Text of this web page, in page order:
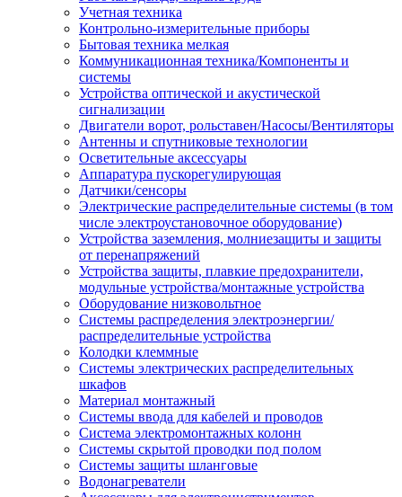
Учетная техника
Контрольно-измерительные приборы
Бытовая техника мелкая
Коммуникационная техника/Компоненты и
системы
Устройства оптической и акустической
сигнализации
Двигатели ворот, рольставен/Насосы/Вентиляторы
Антенны и спутниковые технологии
Осветительные аксессуары
Аппаратура пускорегулирующая
Датчики/сенсоры
Электрические распределительные системы (в том
числе электроустановочное оборудование)
Устройства заземления, молниезащиты и защиты
от перенапряжений
Устройства защиты, плавкие предохранители,
модульные устройства/монтажные устройства
Оборудование низковольтное
Системы распределения электроэнергии/
распределительные устройства
Колодки клеммные
Системы электрических распределительных
шкафов
Материал монтажный
Системы ввода для кабелей и проводов
Система электромонтажных колонн
Системы скрытой проводки под полом
Системы защиты шланговые
Водонагреватели